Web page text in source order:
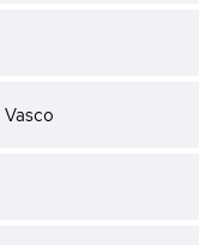
Vasco